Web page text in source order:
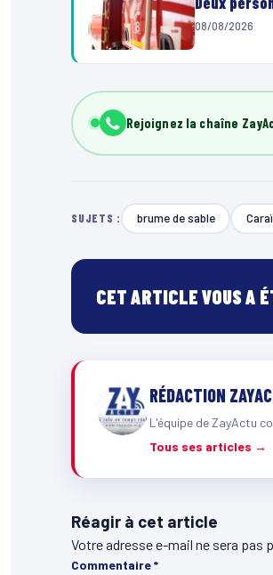
08/08/2026
Rejoignez la chaîne
SUJETS : brume de sable
CET ARTICLE VOUS A
RÉDACTION
L'équipe de ZayActu
Tous ses articles →
Réagir à cet article
Votre adresse e-mail ne sera pas
Commentaire*